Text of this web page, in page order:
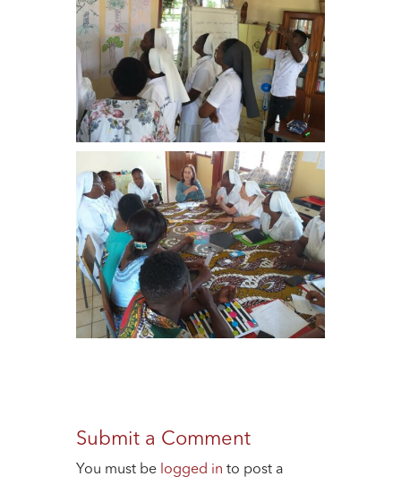
Submit a Comment
You must be logged in to post a